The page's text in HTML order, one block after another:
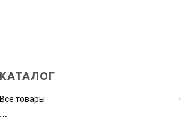
КАТАЛОГ
Все товары